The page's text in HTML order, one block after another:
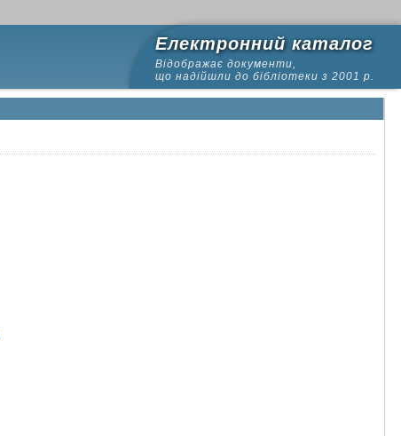
Електронний каталог
Відображає документи,
що надійшли до бібліотеки з 2001 р.